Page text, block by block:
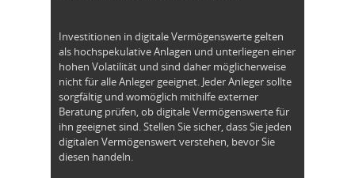
Investitionen in digitale Vermögenswerte gelten
als hochspekulative Anlagen und unterliegen einer
hohen Volatilität und sind daher möglicherweise
nicht für alle Anleger geeignet. Jeder Anleger sollte
sorgfältig und womöglich mithilfe externer
Beratung prüfen, ob digitale Vermögenswerte für
ihn geeignet sind. Stellen Sie sicher, dass Sie jeden
digitalen Vermögenswert verstehen, bevor Sie
diesen handeln.